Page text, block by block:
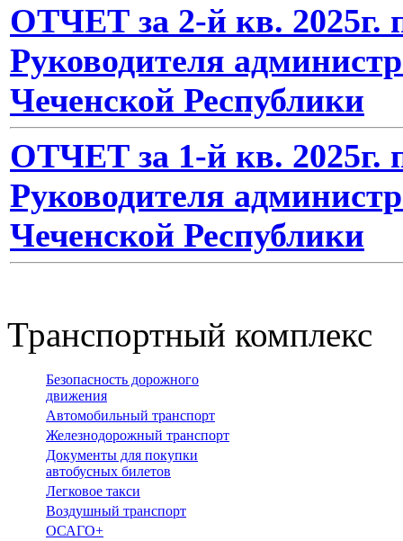
ОТЧЕТ за 2-й кв. 2025г.
Руководителя
Чеченской Республики
ОТЧЕТ за 1-й кв. 2025г.
Руководителя
Чеченской Республики
Транспортный комплекс
Безопасность дорожного
движения
Автомобильный транспорт
Железнодорожный транспорт
Документы для покупки
автобусных билетов
Легковое такси
Воздушный транспорт
ОСАГО+